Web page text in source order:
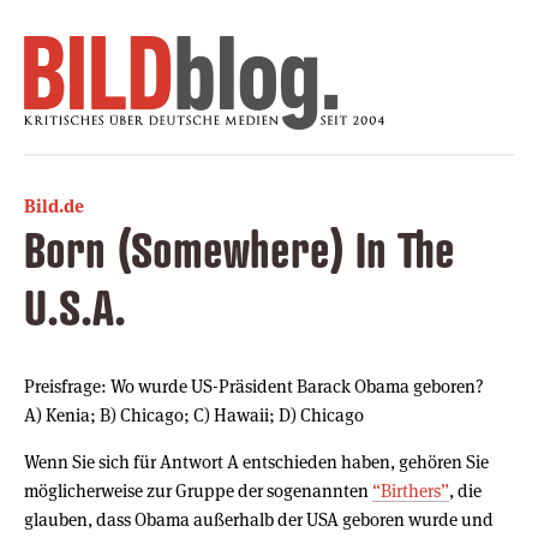
Bild.de
Born (Somewhere) In The
U.S.A.
Preisfrage: Wo wurde US-Präsident Barack Obama geboren?
A) Kenia; B) Chicago; C) Hawaii; D) Chicago
Wenn Sie sich für Antwort A entschieden haben, gehören Sie
möglicherweise zur Gruppe der sogenannten “Birthers”, die
glauben, dass Obama außerhalb der USA geboren wurde und